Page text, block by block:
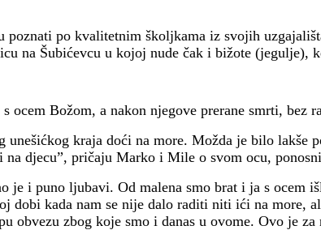
po kvalitetnim školjkama iz svojih
na Šubićevcu u kojoj nude čak i bižote (jegulje),
ocem Božom, a nakon njegove prerane smrti,
kraja doći na more. Možda je bilo lakše
djecu”, pričaju Marko i Mile o svom ocu,
je i puno ljubavi. Od malena smo brat i ja s
dobi kada nam se nije dalo raditi niti ići na
obvezu zbog koje smo i danas u ovome. Ovo je